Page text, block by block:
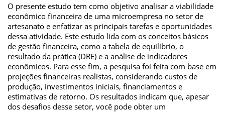
O presente estudo tem como objetivo analisar a viabilidade
econômico financeira de uma microempresa no setor de
artesanato e enfatizar as principais tarefas e oportunidades
dessa atividade. Este estudo lida com os conceitos básicos
de gestão financeira, como a tabela de equilíbrio, o
resultado da prática (DRE) e a análise de indicadores
econômicos. Para esse fim, a pesquisa foi feita com base em
projeções financeiras realistas, considerando custos de
produção, investimentos iniciais, financiamentos e
estimativas de retorno. Os resultados indicam que, apesar
dos desafios desse setor, você pode obter um